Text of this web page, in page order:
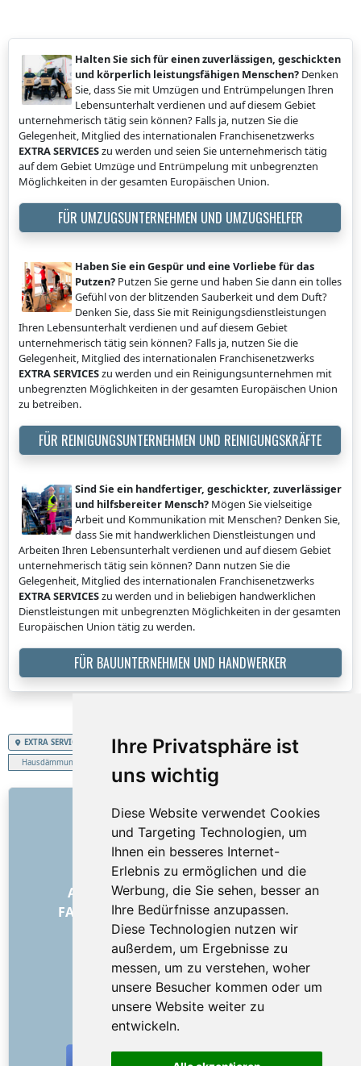
Ihre Privatsphäre ist
uns wichtig
Diese Website verwendet Cookies
und Targeting Technologien, um
Ihnen ein besseres Internet-
Erlebnis zu ermöglichen und die
Werbung, die Sie sehen, besser an
Ihre Bedürfnisse anzupassen.
Diese Technologien nutzen wir
außerdem, um Ergebnisse zu
messen, um zu verstehen, woher
unsere Besucher kommen oder um
unsere Website weiter zu
entwickeln.
Halten Sie sich für einen zuverlässigen, geschickten
und körperlich leistungsfähigen Menschen? Denken
Sie, dass Sie mit Umzügen und Entrümpelungen Ihren
Lebensunterhalt verdienen und auf diesem Gebiet
unternehmerisch tätig sein können? Falls ja, nutzen Sie die
Gelegenheit, Mitglied des internationalen Franchisenetzwerks
EXTRA SERVICESzu werden und seien Sie unternehmerisch tätig
auf dem Gebiet Umzüge und Entrümpelung mit unbegrenzten
Möglichkeiten in der gesamten Europäischen Union.
FÜR UMZUGSUNTERNEHMEN UND UMZUGSHELFER
Haben Sie ein Gespür und eine Vorliebe für das
Putzen? Putzen Sie gerne und haben Sie dann ein tolles
Gefühl von der blitzenden Sauberkeit und dem Duft?
Denken Sie, dass Sie mit Reinigungsdienstleistungen
Ihren Lebensunterhalt verdienen und auf diesem Gebiet
unternehmerisch tätig sein können? Falls ja, nutzen Sie die
Gelegenheit, Mitglied des internationalen Franchisenetzwerks
EXTRA SERVICESzu werden und ein Reinigungsunternehmen mit
unbegrenzten Möglichkeiten in der gesamten Europäischen Union
zu betreiben.
FÜR REINIGUNGSUNTERNEHMEN UND REINIGUNGSKRÄFTE
Sind Sie ein handfertiger, geschickter, zuverlässiger
und hilfsbereiter Mensch? Mögen Sie vielseitige
Arbeit und Kommunikation mit Menschen? Denken Sie,
dass Sie mit handwerklichen Dienstleistungen und
Arbeiten Ihren Lebensunterhalt verdienen und auf diesem Gebiet
unternehmerisch tätig sein können? Dann nutzen Sie die
Gelegenheit, Mitglied des internationalen Franchisenetzwerks
EXTRA SERVICESzu werden und in beliebigen handwerklichen
Dienstleistungen mit unbegrenzten Möglichkeiten in der gesamten
Europäischen Union tätig zu werden.
FÜR BAUUNTERNEHMEN UND HANDWERKER
EXTRA SERVICES
Schweizerische Eidgenossenschaft
Hausdämmung, Fassadendämmung
LINKS
Über uns
Wie alles begann
Preisliste
Allgemeine Geschäftsbedingungen
FAQ – für Besteller FAQ – für Anbieter
Werbung und Marketing
Blog
Impressum
Kontakt
SOZIALE NETZWERKE